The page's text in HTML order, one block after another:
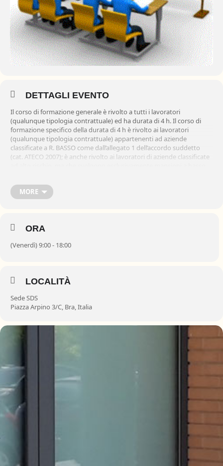
DETTAGLI EVENTO
Il corso di formazione generale è rivolto a tutti i lavoratori
(qualunque tipologia contrattuale) ed ha durata di 4 h. Il corso di
formazione specifico della durata di 4 h è rivolto ai lavoratori
(qualunque tipologia contrattuale) appartenenti ad aziende
classificate a R. BASSO come dall’allegato 1 dell’accordo suddetto
(cat. ATECO 2007); è anche rivolto ai lavoratori di aziende classificate
classificate a R. MEDIO e R. ALTO dovranno successivamente
completare la formazione specifica con rispettivamente 4 e 8 ore di
formazione.
MORE
ORA
(Venerdì) 9:00 - 18:00
LOCALITÀ
Sede SDS
Piazza Arpino 3/C, Bra, Italia